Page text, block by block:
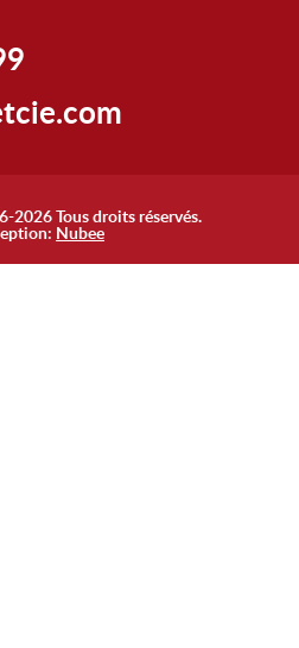
2026 Tous droits réservés.
Nubee